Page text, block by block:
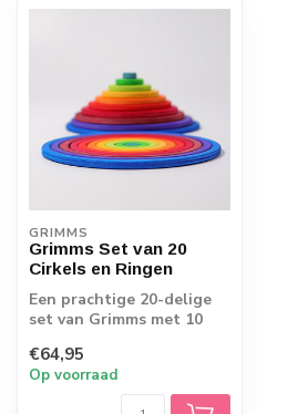
GRIMMS
Grimms Set van 20
Cirkels en Ringen
Een prachtige 20-delige
set van Grimms met 10
houten schijve...
€64,95
Op voorraad